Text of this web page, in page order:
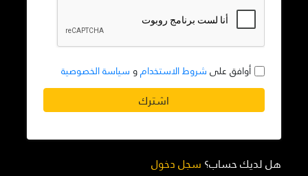
أوافق علىشروط الاستخدامو سياسة الخصوصية
اشترك
هل لديك حساب؟ سجل دخول